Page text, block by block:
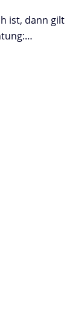
ist, dann gilt